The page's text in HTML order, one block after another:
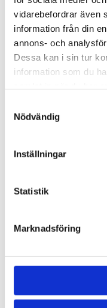
vidarebefordrar även
information från din
annons- och
Dessa kan i sin tur
information som du
Nödvändig
Inställningar
Statistik
Marknadsföring
hienoin
uudelleen
2018.
taannoiseen
sisustus tuokin